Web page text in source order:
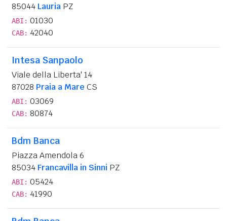
85044 Lauria PZ
ABI: 01030
CAB: 42040
Intesa Sanpaolo
Viale della Liberta' 14
87028 Praia a Mare CS
ABI: 03069
CAB: 80874
Bdm Banca
Piazza Amendola 6
85034 Francavilla in Sinni PZ
ABI: 05424
CAB: 41990